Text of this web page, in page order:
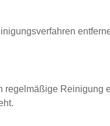
Reinigung